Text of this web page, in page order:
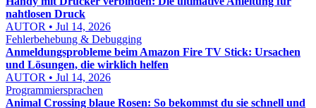
nahtlosen Druck
AUTOR • Jul 14, 2026
Fehlerbehebung & Debugging
Anmeldungsprobleme beim Amazon Fire TV Stick: Ursachen
und Lösungen, die wirklich helfen
AUTOR • Jul 14, 2026
Programmiersprachen
Animal Crossing blaue Rosen: So bekommst du sie schnell und